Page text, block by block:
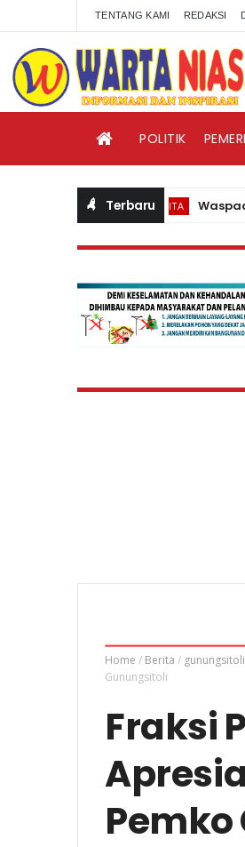
TENTANG KAMI REDAKSI
POLITIK
Terbaru
BERITA Waspadai
Home / Berita / gunungsitoli
Gunungsitoli
Fraksi